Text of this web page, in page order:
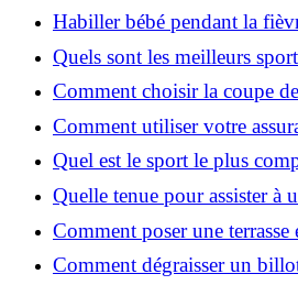
Habiller bébé pendant la
Quels sont les meilleurs
enfant ?
Comment choisir la coupe
votre visage ?
Comment utiliser votre
Quel est le sport le plus
Quelle tenue pour assister à
Comment poser une terrasse
battue ?
Comment dégraisser un